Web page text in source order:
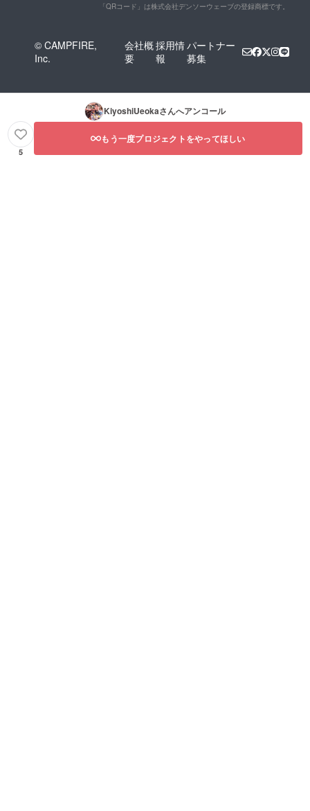
「QRコード」は株式会社デンソーウェーブの登録商標です。
© CAMPFIRE,
Inc.
会社概
要
採用情
報
パートナー
募集
KiyoshiUeokaさんへアンコール
5
もう一度プロジェクトをやってほしい